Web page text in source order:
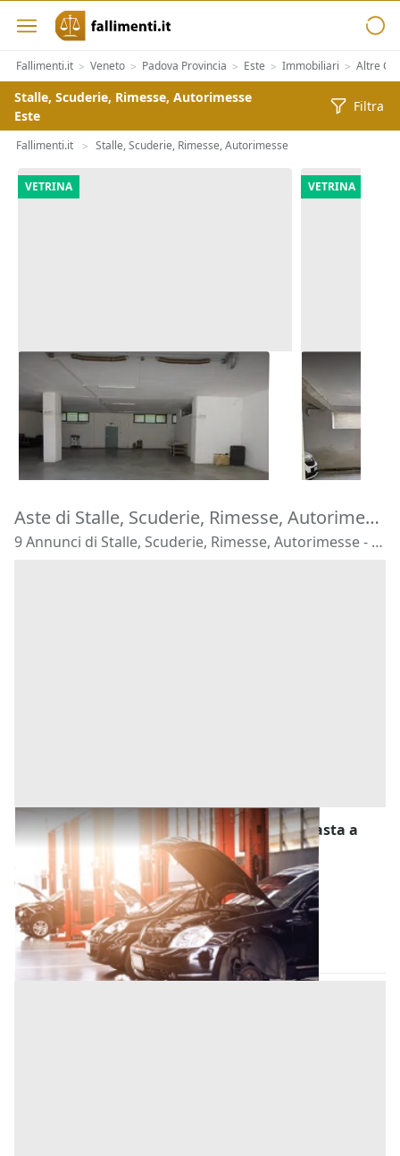
Fallimenti.it > Veneto > Padova Provincia > Este > Immobiliari > Altre
Stalle, Scuderie, Rimesse, Autorimesse
Este
Filtra
Fallimenti.it > Stalle, Scuderie, Rimesse, Autorimesse
VETRINA
Asta Autorimessa in complesso
commerciale
Montecosaro (Macerata)
129.000 €
16/10/2026
VETRINA
Asta Quota
interrata
Carini
17.000 €
15/09/2026
Aste di Stalle, Scuderie, Rimesse, Autorimesse Este
9 Annunci di Stalle, Scuderie, Rimesse, Autorimesse - Este
Stalle, Scuderie, Rimesse, Autorimesse all'asta a
Este
Este (Padova)
Offerta minima
9.375 € 12.500 €
Codice asta:b7c4ccd3
28/10/2026